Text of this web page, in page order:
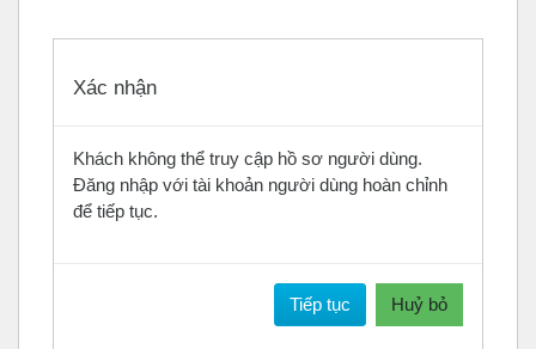
Xác nhận
Khách không thể truy cập hồ sơ người dùng.
Đăng nhập với tài khoản người dùng hoàn chỉnh
để tiếp tục.
Tiếp tục Huỷ bỏ